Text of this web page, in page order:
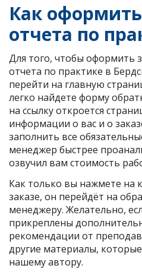
Как
отчета по
Для того, чтобы оформить
отчета по практике в
перейти на главную
легко найдете форму
на ссылку откроется
информации о вас и о
заполнить все
менеджер быстрее
озвучил вам стоимость
Как только вы нажмете на
заказе, он перейдёт на
менеджеру. Желательно,
прикреплены
рекомендации от
другие материалы,
нашему автору.